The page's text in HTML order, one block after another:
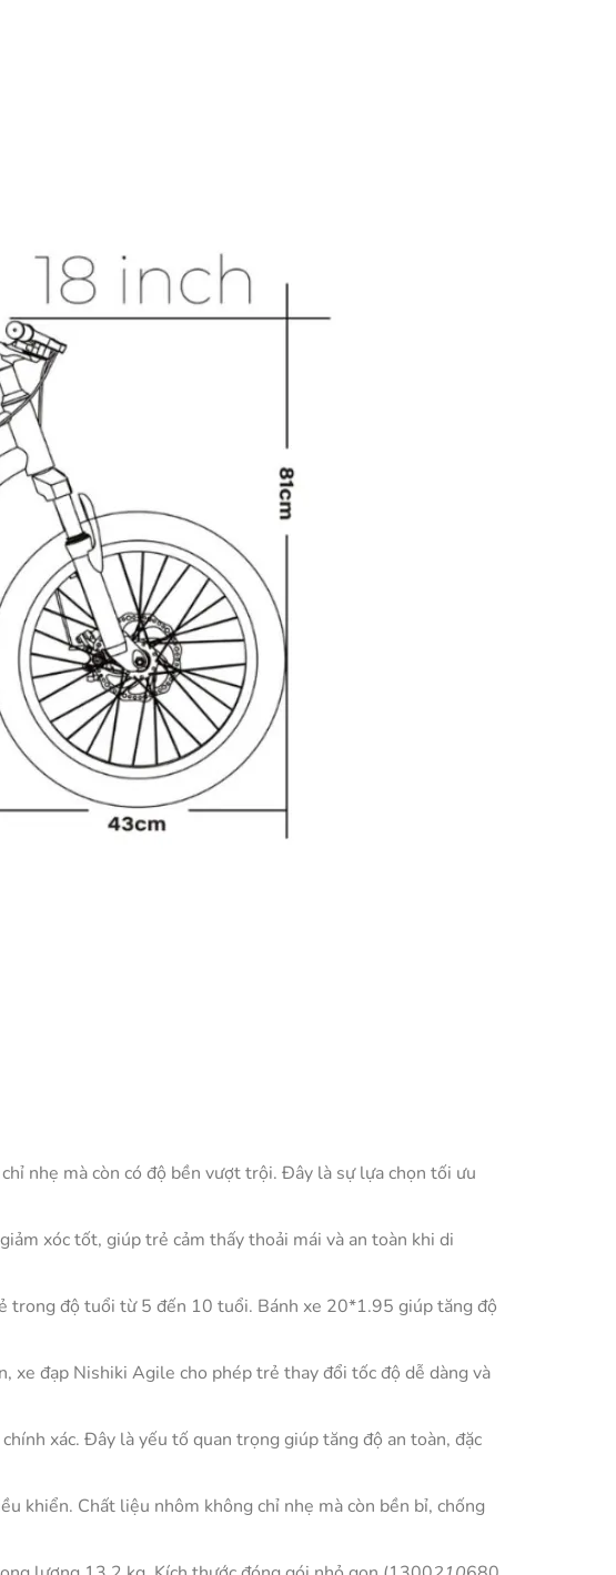
nhẹ mà còn có độ bền vượt trội. Đây là sự lựa chọn tối ưu
xóc tốt, giúp trẻ cảm thấy thoải mái và an toàn khi di
trong độ tuổi từ 5 đến 10 tuổi. Bánh xe 20*1.95 giúp tăng độ
xe đạp Nishiki Agile cho phép trẻ thay đổi tốc độ dễ dàng và
xác. Đây là yếu tố quan trọng giúp tăng độ an toàn, đặc
khiển. Chất liệu nhôm không chỉ nhẹ mà còn bền bỉ, chống